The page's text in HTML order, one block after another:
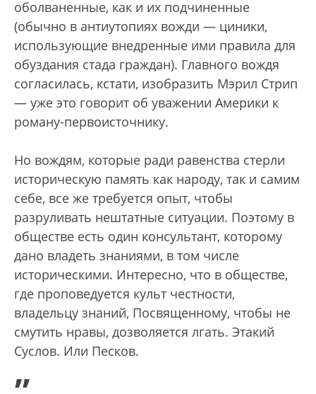
оболваненные, как и их подчиненные
(обычно в антиутопиях вожди — циники,
использующие внедренные ими правила для
обуздания стада граждан). Главного вождя
согласилась, кстати, изобразить Мэрил Стрип
— уже это говорит об уважении Америки к
роману-первоисточнику.
Но вождям, которые ради равенства стерли
историческую память как народу, так и самим
себе, все же требуется опыт, чтобы
разруливать нештатные ситуации. Поэтому в
обществе есть один консультант, которому
дано владеть знаниями, в том числе
историческими. Интересно, что в обществе,
где проповедуется культ честности,
владельцу знаний, Посвященному, чтобы не
смутить нравы, дозволяется лгать. Этакий
Суслов. Или Песков.
„